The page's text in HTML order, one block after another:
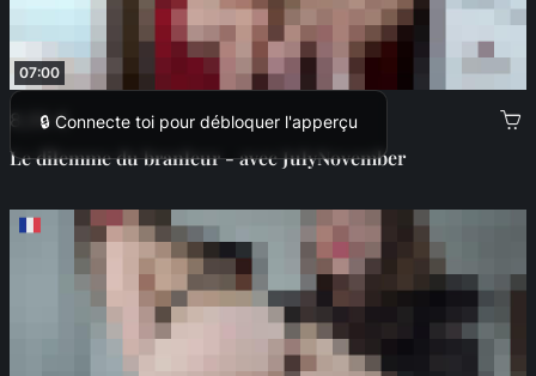
07:00
🔒 Connecte toi pour débloquer l'apperçu
8,00 €
Le dilemme du branleur - avec JulyNovember